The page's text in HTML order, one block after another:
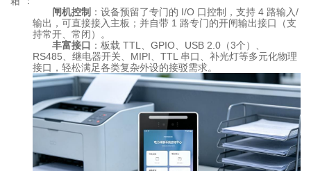
闸机控制 ：设备预留了专门的 I/O 口控制，支持 4 路输入/
输出，可直接接入主板；并自带 1 路专门的开闸输出接口（支
持常开、常闭）。
丰富接口 ：板载 TTL、GPIO、USB 2.0（3个）、
RS485、继电器开关、MIPI、TTL 串口、补光灯等多元化物理
接口，轻松满足各类复杂外设的接驳需求。